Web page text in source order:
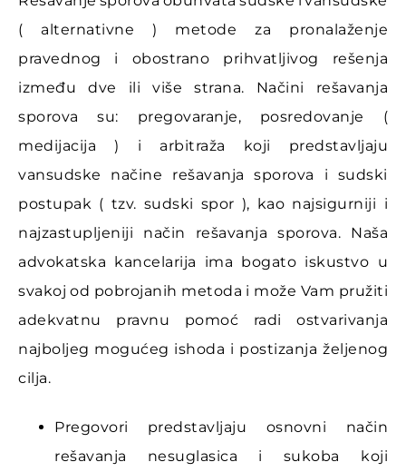
( alternativne ) metode za pronalaženje
pravednog i obostrano prihvatljivog rešenja
između dve ili više strana. Načini rešavanja
sporova su: pregovaranje, posredovanje (
medijacija ) i arbitraža koji predstavljaju
vansudske načine rešavanja sporova i sudski
postupak ( tzv. sudski spor ), kao najsigurniji i
najzastupljeniji način rešavanja sporova. Naša
advokatska kancelarija ima bogato iskustvo u
svakoj od pobrojanih metoda i može Vam pružiti
adekvatnu pravnu pomoć radi ostvarivanja
najboljeg mogućeg ishoda i postizanja željenog
cilja.
Pregovori predstavljaju osnovni način
rešavanja nesuglasica i sukoba koji